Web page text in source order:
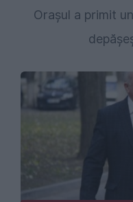
Orașul a primit